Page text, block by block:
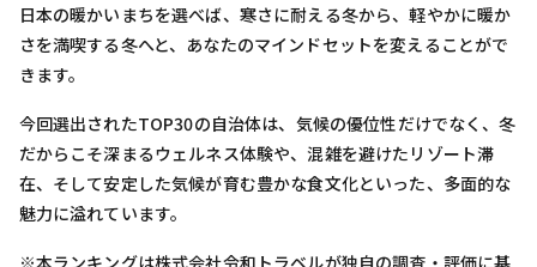
日本の暖かいまちを選べば、寒さに耐える冬から、軽やかに暖か
さを満喫する冬へと、あなたのマインドセットを変えることがで
きます。
今回選出されたTOP30の自治体は、気候の優位性だけでなく、冬
だからこそ深まるウェルネス体験や、混雑を避けたリゾート滞
在、そして安定した気候が育む豊かな食文化といった、多面的な
魅力に溢れています。